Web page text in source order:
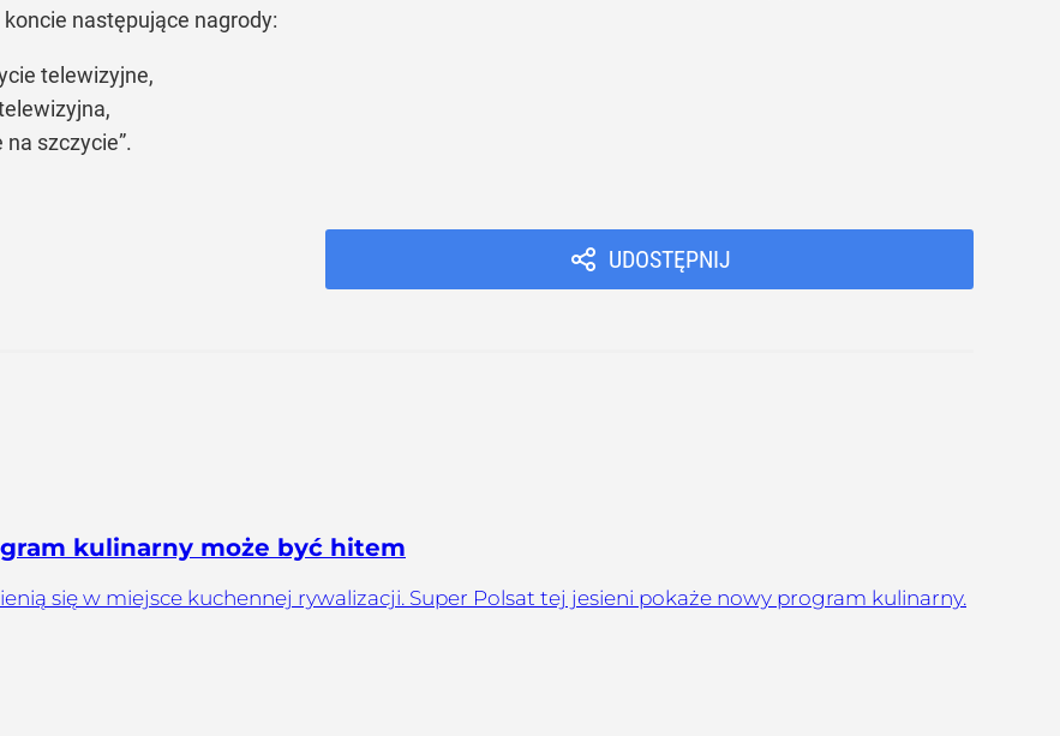
następujące nagrody:
telewizyjne,
szczycie”.
UDOSTĘPNIJ
kulinarny może być hitem
się w miejsce kuchennej rywalizacji. Super Polsat tej jesieni pokaże nowy program kulinarny.